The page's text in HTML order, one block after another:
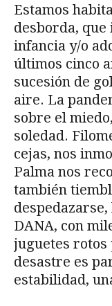
Estamos
desborda,
infancia y/o
últimos cinco
sucesión de
aire. La
sobre el
soledad.
cejas, nos
Palma nos
también
DANA, con
juguetes rotos
desastre es
estabilidad,